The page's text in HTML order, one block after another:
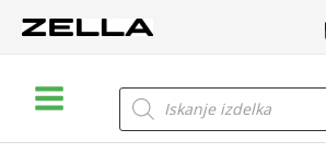
Menu
Products
search